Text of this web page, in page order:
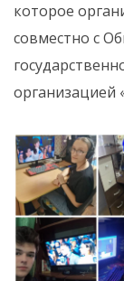
которое
совместно с
организацией